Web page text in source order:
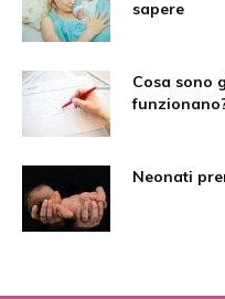
sapere
Cosa sono
Neonati